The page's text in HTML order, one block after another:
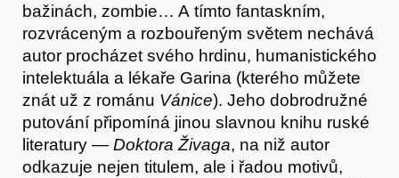
bažinách, zombie… A tímto fantaskním,
rozvráceným a rozbouřeným světem nechává
autor procházet svého hrdinu, humanistického
intelektuála a lékaře Garina (kterého můžete
znát už z románu Vánice). Jeho dobrodružné
putování připomíná jinou slavnou knihu ruské
literatury — Doktora Živaga, na niž autor
odkazuje nejen titulem, ale i řadou motivů,